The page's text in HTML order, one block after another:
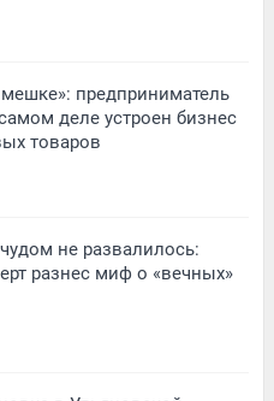
предприниматель
деле устроен бизнес
товаров
не развалилось:
разнес миф о «вечных»